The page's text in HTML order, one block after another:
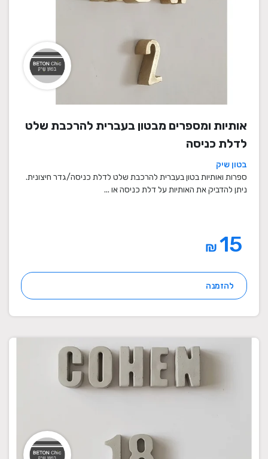
אותיות ומספרים מבטון בעברית להרכבת שלט
לדלת כניסה
בטון שיק
ספרות ואותיות בטון בעברית להרכבת שלט לדלת כניסה/גדר חיצונית.
ניתן להדביק את האותיות על דלת כניסה או ...
₪
להזמנה